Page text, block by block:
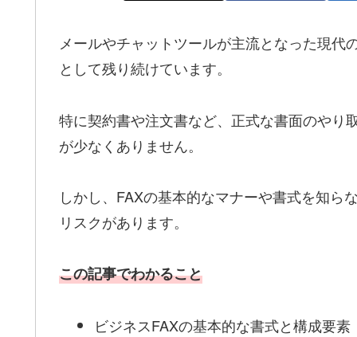
メールやチャットツールが主流となった現
として残り続けています。
特に契約書や注文書など、正式な書面のやり
が少なくありません。
しかし、FAXの基本的なマナーや書式を知ら
リスクがあります。
この記事でわかること
ビジネスFAXの基本的な書式と構成要素